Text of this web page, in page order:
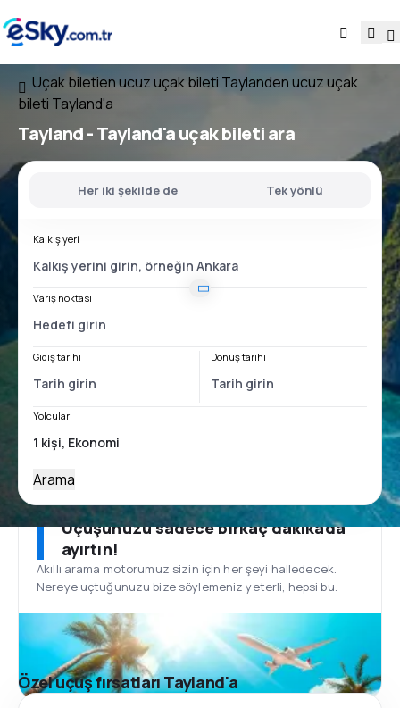
Uçak biletien ucuz uçak bileti Taylanden ucuz uçak
bileti Tayland'a
Tayland - Tayland'auçak bileti ara
Her iki şekilde de Tek yönlü
Kalkış yeri
Varış noktası
Gidiş tarihi Dönüş tarihi
Yolcular
Arama
Uçuşunuzu sadece birkaç dakikada
ayırtın!
Akıllı arama motorumuz sizin için her şeyi halledecek.
Nereye uçtuğunuzu bize söylemeniz yeterli, hepsi bu.
Özel uçuş fırsatları Tayland'a